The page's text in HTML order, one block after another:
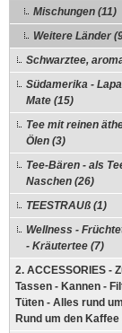
Mischungen (11)
Weitere Länder
Schwarztee,
Südamerika -
Mate (15)
Tee mit reinen
Ölen (3)
Tee-Bären - als
Naschen (26)
TEESTRAUß (1)
Wellness -
- Kräutertee (7)
2. ACCESSORIES -
Tassen - Kannen -
Tüten - Alles rund
Rund um den Kaffee